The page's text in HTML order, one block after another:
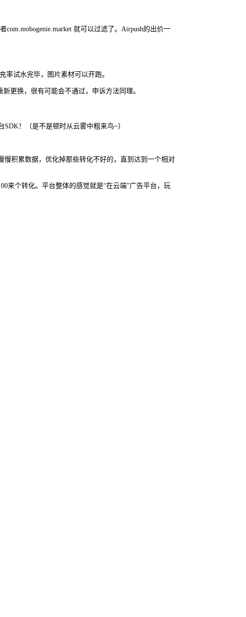
就可以过滤了。Airpush的出价一
试水完毕，图片素材可以开跑。
更换，很有可能会不通过，申诉方法同理。
！（是不是顿时从云雾中粗来鸟~）
积累数据，优化掉那些转化不好的，直到达到一个相对
来个转化。平台整体的感觉就是“在云端”广告平台，玩